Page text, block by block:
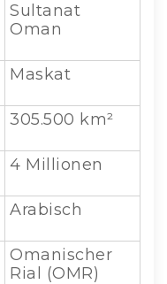
Sultanat
Oman
Maskat
305.500 km²
4 Millionen
Arabisch
Omanischer
Rial (OMR)